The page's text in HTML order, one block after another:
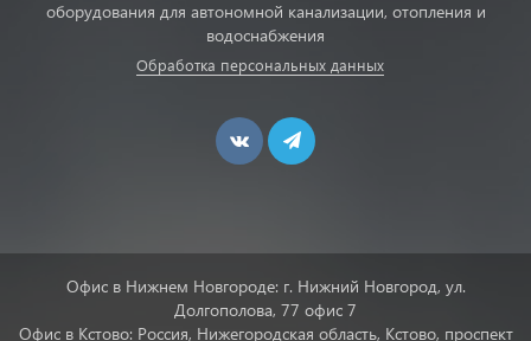
оборудования для автономной канализации, отопления и
водоснабжения
Обработка персональных данных
Офис в Нижнем Новгороде: г. Нижний Новгород, ул.
Долгополова, 77 офис 7
Офис в Кстово: Россия, Нижегородская область, Кстово, проспект